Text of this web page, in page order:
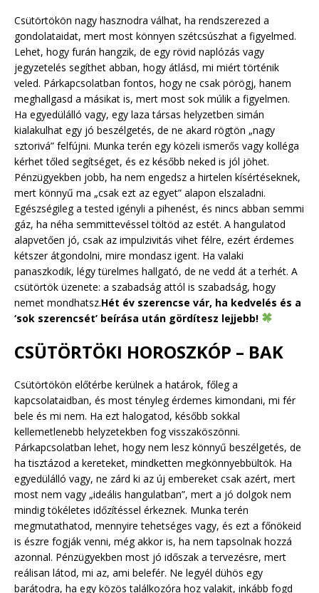
Csütörtökön nagy hasznodra válhat, ha rendszerezed a
gondolataidat, mert most könnyen szétcsúszhat a figyelmed.
Lehet, hogy furán hangzik, de egy rövid naplózás vagy
jegyzetelés segíthet abban, hogy átlásd, mi miért történik
veled. Párkapcsolatban fontos, hogy ne csak pörögj, hanem
meghallgasd a másikat is, mert most sok múlik a figyelmen.
Ha egyedülálló vagy, egy laza társas helyzetben simán
kialakulhat egy jó beszélgetés, de ne akard rögtön „nagy
sztorivá” felfújni. Munka terén egy közeli ismerős vagy kolléga
kérhet tőled segítséget, és ez később neked is jól jöhet.
Pénzügyekben jobb, ha nem engedsz a hirtelen kísértéseknek,
mert könnyű ma „csak ezt az egyet” alapon elszaladni.
Egészségileg a tested igényli a pihenést, és nincs abban semmi
gáz, ha néha semmittevéssel töltöd az estét. A hangulatod
alapvetően jó, csak az impulzivitás vihet félre, ezért érdemes
kétszer átgondolni, mire mondasz igent. Ha valaki
panaszkodik, légy türelmes hallgató, de ne vedd át a terhét. A
csütörtök üzenete: a szabadság attól is szabadság, hogy
nemet mondhatsz.Hét év szerencse vár, ha kedvelés és a
‘sok szerencsét’ beírása után gördítesz lejjebb!
CSÜTÖRTÖKI HOROSZKÓP – BAK
Csütörtökön előtérbe kerülnek a határok, főleg a
kapcsolataidban, és most tényleg érdemes kimondani, mi fér
bele és mi nem. Ha ezt halogatod, később sokkal
kellemetlenebb helyzetekben fog visszaköszönni.
Párkapcsolatban lehet, hogy nem lesz könnyű beszélgetés, de
ha tisztázod a kereteket, mindketten megkönnyebbültök. Ha
egyedülálló vagy, ne zárd ki az új embereket csak azért, mert
most nem vagy „ideális hangulatban”, mert a jó dolgok nem
mindig tökéletes időzítéssel érkeznek. Munka terén
megmutathatod, mennyire tehetséges vagy, és ezt a főnökeid
is észre fogják venni, még akkor is, ha nem tapsolnak hozzá
azonnal. Pénzügyekben most jó időszak a tervezésre, mert
reálisan látod, mi az, ami belefér. Ne legyél dühös egy
barátodra, ha egy közös találkozóra hoz valakit, inkább fogd